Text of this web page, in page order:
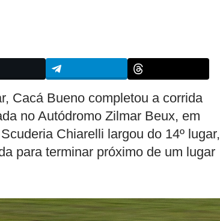
Cacá Bueno completou a corrida
no Autódromo Zilmar Beux, em
Chiarelli largou do 14º lugar,
para terminar próximo de um lugar